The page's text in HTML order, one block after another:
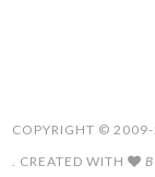
COPYRIGHT ©
. CREATED WITH